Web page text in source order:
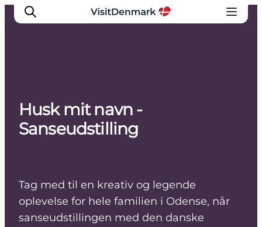
Inspiration
Destinationer
Oplevelser
Husk mit navn -
Sanseudstilling
Tag med til en kreativ og legende
oplevelse for hele familien i Odense, når
sanseudstillingen med den danske